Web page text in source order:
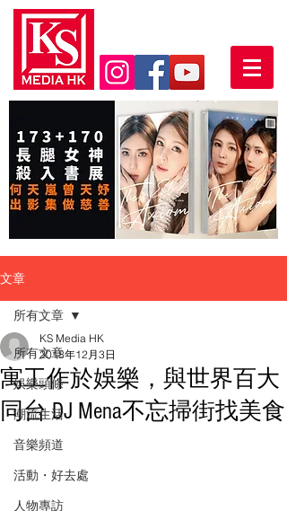
文章
所有文章
娛樂頭條
潮流生活
音樂頻道
活動・好去處
人物專訪
所有文章
寓工作於娛樂，與世界百大
同台 DJ Mena不忘掃街找美食
KS Media HK
2018年12月3日